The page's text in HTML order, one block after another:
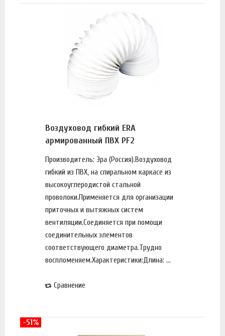
Воздуховод гибкий ERA
армированный ПВХ PF2
Производитель: Эра (Россия).Воздуховод
гибкий из ПВХ, на спиральном каркасе из
высокоуглеродистой стальной
проволоки.Применяется для организации
приточных и вытяжных систем
вентиляции.Соединяется при помощи
соединительных элементов
соответствующего диаметра.Трудно
воспломеняем.Характеристики:Длина: ...
Сравнение
-51%